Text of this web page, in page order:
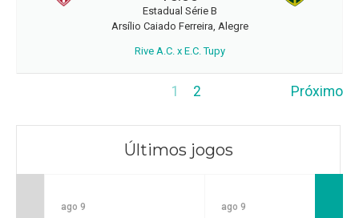
Estadual Série B
Arsílio Caiado Ferreira, Alegre
Rive A.C. x E.C. Tupy
1 2 Próximo
Últimos jogos
ago 9 ago 9